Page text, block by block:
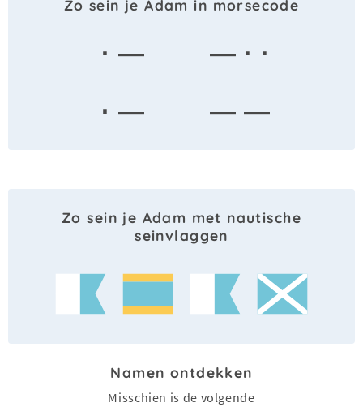
Zo sein je Adam in morsecode
· —
— · ·
· —
— —
Zo sein je Adam met nautische
seinvlaggen
Namen ontdekken
Misschien is de volgende